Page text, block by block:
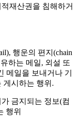
재산권을 침해하거
행운의 편지(chain
하는 메일, 외설 또
메일을 보내거나 기
게시하는 행위.
금지되는 정보(컴
행위